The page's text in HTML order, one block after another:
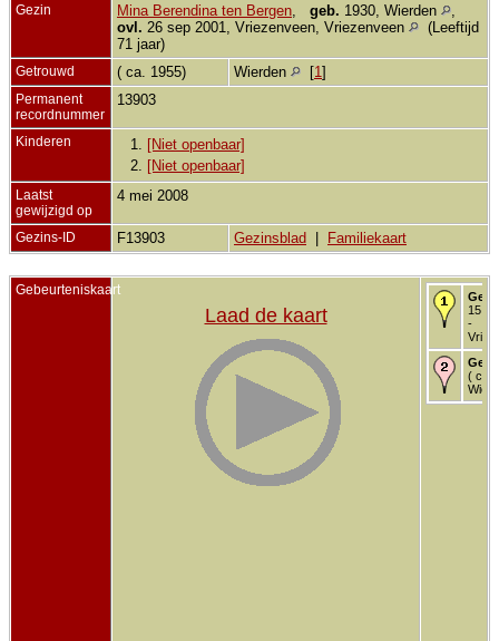
Gezin Mina Berendina ten Bergen geb. 1930, Wierden
ovl. 26 sep 2001, Vriezenveen, Vriezenveen
(Leeftijd
71 jaar)
Getrouwd ( ca. 1955) Wierden [1 ]
Permanent
recordnummer
13903
Kinderen 1.
[Niet openbaar]
2.
[Niet openbaar]
Laatst
gewijzigd op
4 mei 2008
Gezins-ID F13903 Gezinsblad Familiekaart
Gebeurteniskaart
Laad de kaart
15
-
( ca.